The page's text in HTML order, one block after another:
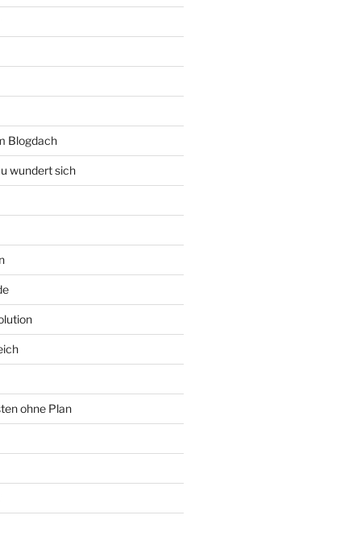
Blogdach
wundert sich
ohne Plan